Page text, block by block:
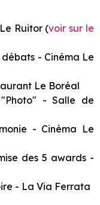
Ruitor (voir sur le
débats - Cinéma Le
Le Boréal
"Photo" - Salle de
- Cinéma Le
des 5 awards -
- La Via Ferrata